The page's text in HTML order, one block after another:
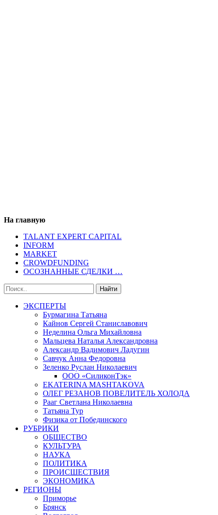
На главную
TALANT EXPERT CAPITAL
INFORM
MARKET
CROWDFUNDING
ОСОЗНАННЫЕ СДЕЛКИ …
ЭКСПЕРТЫ
Бурмагина Татьяна
Кайнов Сергей Станиславович
Неделина Ольга Михайловна
Мальцева Наталья Александровна
Александр Вадимович Ладугин
Савчук Анна Федоровна
Зеленко Руслан Николаевич
ООО «СиликонТэк»
EKATERINA MASHTAKOVA
ОЛЕГ РЕЗАНОВ ПОВЕЛИТЕЛЬ ХОЛОДА
Рааг Светлана Николаевна
Татьяна Тур
Физика от Побединского
РУБРИКИ
ОБЩЕСТВО
КУЛЬТУРА
НАУКА
ПОЛИТИКА
ПРОИСШЕСТВИЯ
ЭКОНОМИКА
РЕГИОНЫ
Приморье
Брянск